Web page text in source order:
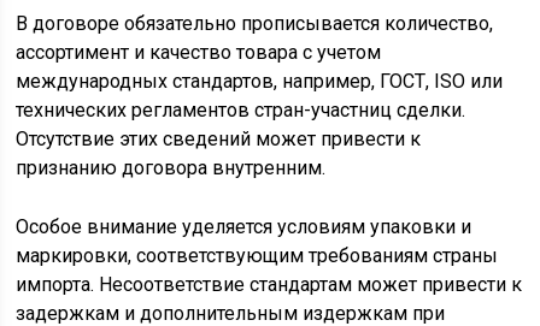
В договоре обязательно прописывается количество,
ассортимент и качество товара с учетом
международных стандартов, например, ГОСТ, ISO или
технических регламентов стран-участниц сделки.
Отсутствие этих сведений может привести к
признанию договора внутренним.
Особое внимание уделяется условиям упаковки и
маркировки, соответствующим требованиям страны
импорта. Несоответствие стандартам может привести к
задержкам и дополнительным издержкам при